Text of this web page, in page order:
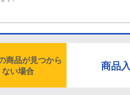
商品が見つから
ない場合
商品